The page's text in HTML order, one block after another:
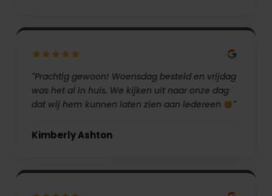
"Prachtig gewoon! Woensdag besteld en vrijdag
was het al in huis. We kijken uit naar onze dag
dat wij hem kunnen laten zien aan iedereen
"
Kimberly Ashton